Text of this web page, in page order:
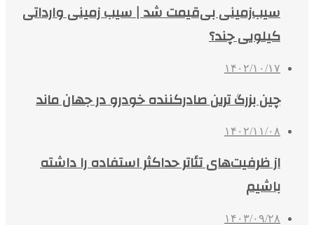
سیب‌زمینی بی‌قیمت شد | سیب زمینی وارداتی
کیلویی چند؟
۱۴۰۲/۱۰/۱۷
چین بزرگ‌ ترین صادرکننده خودرو در جهان ماند
۱۴۰۲/۱۱/۰۸
از ظرفیت‌های تئاتر حداکثر استفاده را داشته
باشیم
۱۴۰۳/۰۹/۲۸